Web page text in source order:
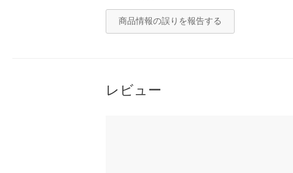
商品情報の誤りを報告する
レビュー